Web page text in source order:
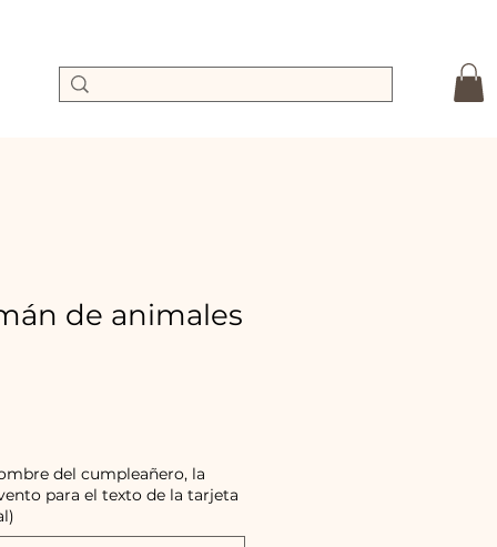
de animales
del cumpleañero, la
para el texto de la tarjeta